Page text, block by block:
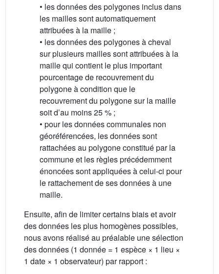
• les données des polygones inclus dans
les mailles sont automatiquement
attribuées à la maille ;
• les données des polygones à cheval
sur plusieurs mailles sont attribuées à la
maille qui contient le plus important
pourcentage de recouvrement du
polygone à condition que le
recouvrement du polygone sur la maille
soit d’au moins 25 % ;
• pour les données communales non
géoréférencées, les données sont
rattachées au polygone constitué par la
commune et les règles précédemment
énoncées sont appliquées à celui-ci pour
le rattachement de ses données à une
maille.
Ensuite, afin de limiter certains biais et avoir
des données les plus homogènes possibles,
nous avons réalisé au préalable une sélection
des données (1 donnée = 1 espèce × 1 lieu ×
1 date × 1 observateur) par rapport :